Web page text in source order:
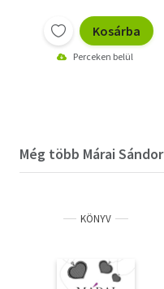
Kosárba
Perceken belül
Még több Márai Sándor
KÖNYV